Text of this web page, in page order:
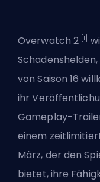
Overwatch 2 [1]
von Saison 16
ihr
Gameplay-
einem
März, der den
bietet, ihre